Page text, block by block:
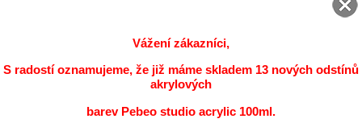
Vážení zákazníci,
S radostí oznamujeme, že již máme skladem 13 nových odstínů
akrylových
barev Pebeo studio acrylic 100ml.